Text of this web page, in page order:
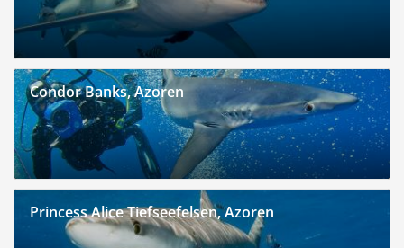
Condor Banks, Azoren
Princess Alice Tiefseefelsen, Azoren